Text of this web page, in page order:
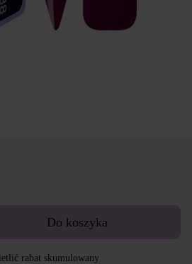
Do koszyka
rabat skumulowany